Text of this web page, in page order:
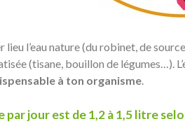
lieu l’eau nature (du robinet, de
(tisane, bouillon de légumes…).
à ton organisme.
par jour est de 1,2 à 1,5 litre